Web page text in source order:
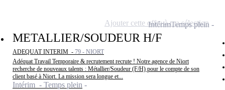
METALLIER/SOUDEUR H/F
ADEQUAT INTERIM - 79 - NIORT
Adéquat Travail Temporaire & recrutement recrute ! Notre agence de Niort
recherche de nouveaux talents : Métallier/Soudeur (F/H) pour le compte de son
client basé à Niort. La mission sera longue et...
Intérim - Temps plein
IntérimTemps plein
Ajouter cette offre à ma sélection